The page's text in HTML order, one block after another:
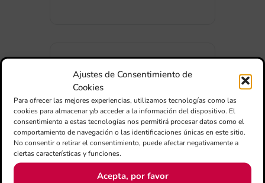
Ajustes de Consentimiento de
Cookies
Para ofrecer las mejores experiencias, utilizamos tecnologías como las
cookies para almacenar y/o acceder a la información del dispositivo. El
consentimiento a estas tecnologías nos permitirá procesar datos como el
comportamiento de navegación o las identificaciones únicas en este sitio.
No consentir o retirar el consentimiento, puede afectar negativamente a
ciertas características y funciones.
Acepta, por favor
+ Añadir a Google Calendar
+ exportación iCal / Outlook